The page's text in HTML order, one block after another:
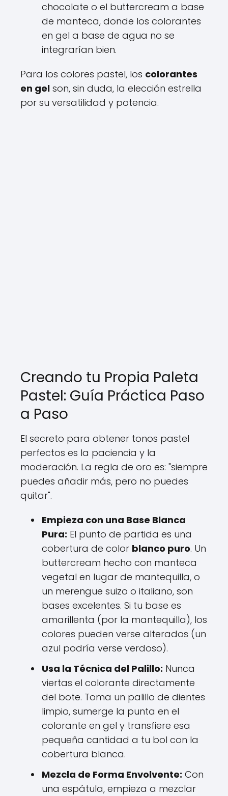
chocolate o el buttercream a base
de manteca, donde los colorantes
en gel a base de agua no se
integrarían bien.
Para los colores pastel, los colorantes
en gel son, sin duda, la elección estrella
por su versatilidad y potencia.
Creando tu Propia Paleta
Pastel: Guía Práctica Paso
a Paso
El secreto para obtener tonos pastel
perfectos es la paciencia y la
moderación. La regla de oro es: "siempre
puedes añadir más, pero no puedes
quitar".
Empieza con una Base Blanca
Pura: El punto de partida es una
cobertura de color blanco puro. Un
buttercream hecho con manteca
vegetal en lugar de mantequilla, o
un merengue suizo o italiano, son
bases excelentes. Si tu base es
amarillenta (por la mantequilla), los
colores pueden verse alterados (un
azul podría verse verdoso).
Usa la Técnica del Palillo: Nunca
viertas el colorante directamente
del bote. Toma un palillo de dientes
limpio, sumerge la punta en el
colorante en gel y transfiere esa
pequeña cantidad a tu bol con la
cobertura blanca.
Mezcla de Forma Envolvente: Con
una espátula, empieza a mezclar